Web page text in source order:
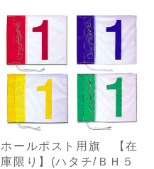
ホールポスト用旗 【在
庫限り】(ハタチ/ＢＨ５